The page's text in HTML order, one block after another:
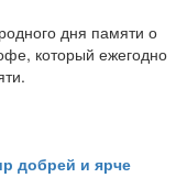
дня памяти о
который ежегодно
добрей и ярче